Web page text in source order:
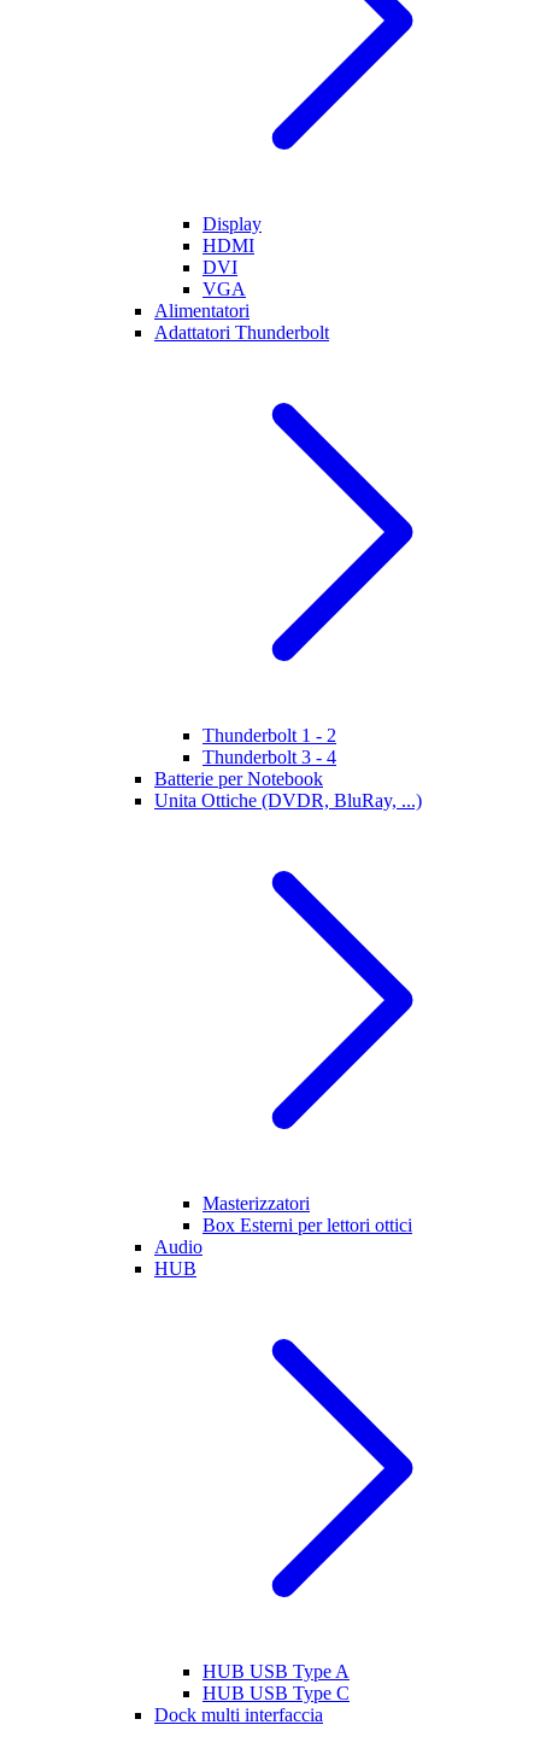
Display
HDMI
DVI
VGA
Alimentatori
Adattatori Thunderbolt
Thunderbolt 1 - 2
Thunderbolt 3 - 4
Batterie per Notebook
Unita Ottiche (DVDR, BluRay, ...)
Masterizzatori
Box Esterni per lettori ottici
Audio
HUB
HUB USB Type A
HUB USB Type C
Dock multi interfaccia